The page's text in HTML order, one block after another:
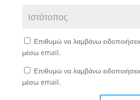
Επιθυμώ να λαμβάνω
μέσω email.
Επιθυμώ να λαμβάνω
μέσω email.